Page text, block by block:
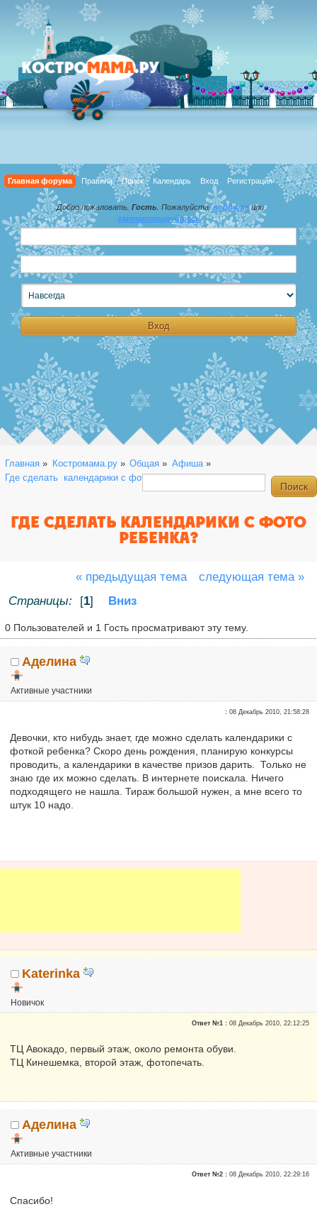
Главная форума Правила Поиск Календарь Вход Регистрация
Добро пожаловать, Гость . Пожалуйста,войдитеили
зарегистрируйтесь.
Главная » Костромама.ру» Общая » Афиша»
Где сделать  календарики с фото ребенка?
ГДЕ СДЕЛАТЬ КАЛЕНДАРИКИ С ФОТО
РЕБЕНКА?
« предыдущая тема
следующая тема »
Страницы:
[1] Вниз
0 Пользователей и 1 Гость просматривают эту тему.
Аделина
Активные участники
:08 Декабрь 2010, 21:58:28
Девочки, кто нибудь знает, где можно сделать календарики с
фоткой ребенка? Скоро день рождения, планирую конкурсы
проводить, а календарики в качестве призов дарить. Только не
знаю где их можно сделать. В интернете поискала. Ничего
подходящего не нашла. Тираж большой нужен, а мне всего то
штук 10 надо.
Katerinka
Новичок
Ответ №1 :08 Декабрь 2010, 22:12:25
ТЦ Авокадо, первый этаж, около ремонта обуви.
ТЦ Кинешемка, второй этаж, фотопечать.
Аделина
Активные участники
Ответ №2 :08 Декабрь 2010, 22:29:16
Спасибо!